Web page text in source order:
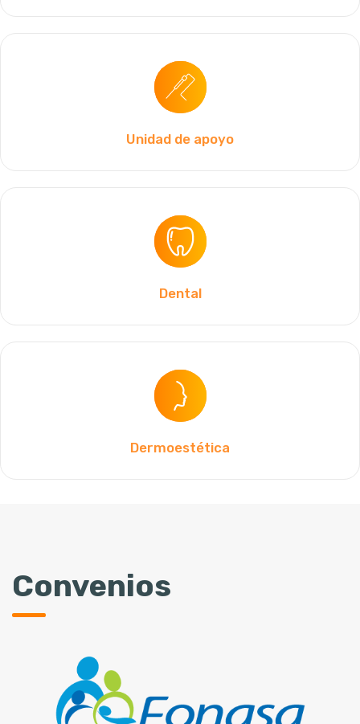
Unidad de apoyo
Dental
Dermoestética
Convenios